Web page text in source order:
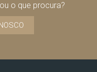
o que procura?